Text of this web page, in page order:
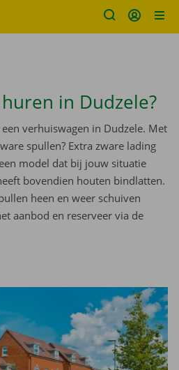
in Dudzele?
verhuiswagen in Dudzele. Met
spullen? Extra zware lading
model dat bij jouw situatie
bovendien houten bindlatten.
heen en weer schuiven
aanbod en reserveer via de